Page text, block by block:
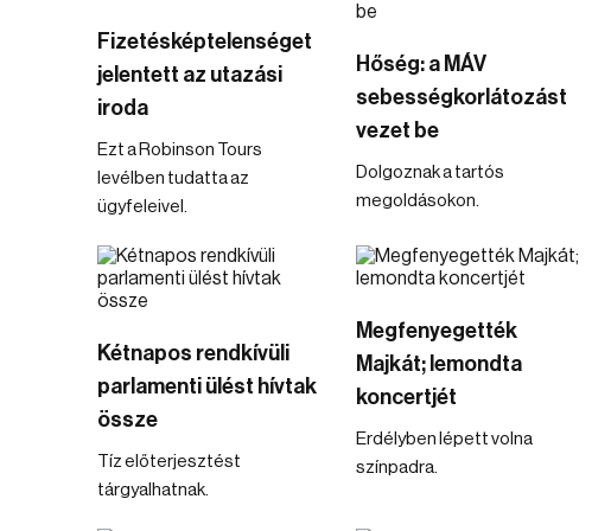
Fizetésképtelenséget
jelentett az utazási
iroda
Ezt a Robinson Tours
levélben tudatta az
ügyfeleivel.
Hőség: a MÁV
sebességkorlátozást
vezet be
Dolgoznak a tartós
megoldásokon.
Kétnapos rendkívüli
parlamenti ülést hívtak
össze
Tíz előterjesztést
tárgyalhatnak.
Megfenyegették
Majkát; lemondta
koncertjét
Erdélyben lépett volna
színpadra.